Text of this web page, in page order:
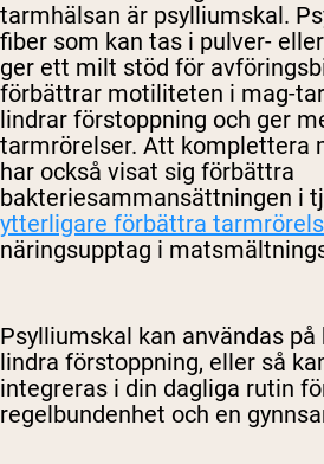
tarmhälsan är psylliumskal.
fiber som kan tas i pulver-
ger ett milt stöd för
förbättrar motiliteten i mag-
lindrar förstoppning och ger
tarmrörelser. Att komplettera
har också visat sig förbättra
bakteriesammansättningen i
ytterligare förbättra
näringsupptag i
Psylliumskal kan användas
lindra förstoppning, eller så
integreras i din dagliga rutin
regelbundenhet och en